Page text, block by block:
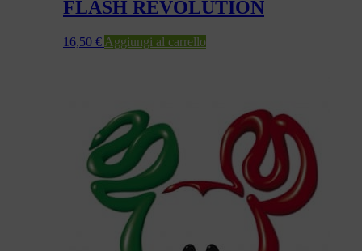
FLASH REVOLUTION
16,50 € Aggiungi al carrello